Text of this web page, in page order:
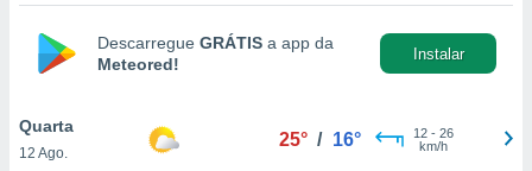
a
Descarregue GRÁTIS a app da
Meteored!
Instalar
Quarta
12 Ago.
25° / 16° 12- 26
km/h